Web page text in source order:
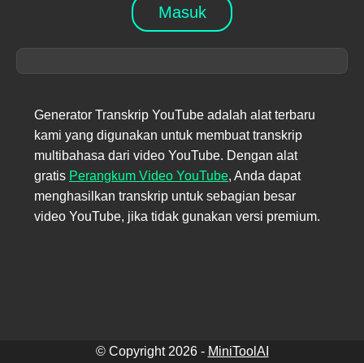
Masuk
Generator Transkrip YouTube adalah alat terbaru
kami yang digunakan untuk membuat transkrip
multibahasa dari video YouTube. Dengan alat
gratis Perangkum Video YouTube, Anda dapat
menghasilkan transkrip untuk sebagian besar
video YouTube, jika tidak gunakan versi premium.
© Copyright 2026- MiniToolAI